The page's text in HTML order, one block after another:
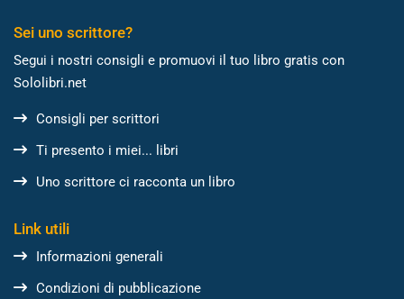
Sei uno scrittore?
Segui i nostri consigli e promuovi il tuo libro gratis con
Sololibri.net
Consigli per scrittori
Ti presento i miei... libri
Uno scrittore ci racconta un libro
Link utili
Informazioni generali
Condizioni di pubblicazione